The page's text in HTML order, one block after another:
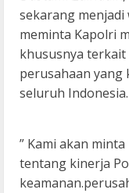
sekarang menjadi
meminta Kapolri
khususnya
perusahaan yang
seluruh Indonesia.
” Kami akan
tentang kinerja